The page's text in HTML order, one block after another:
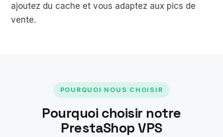
ajoutez du cache et vous adaptez aux pics de
vente.
POURQUOI NOUS CHOISIR
Pourquoi choisir notre
PrestaShop VPS